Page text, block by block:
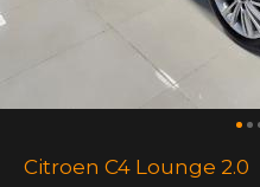
Citroen C4 Lounge 2.0